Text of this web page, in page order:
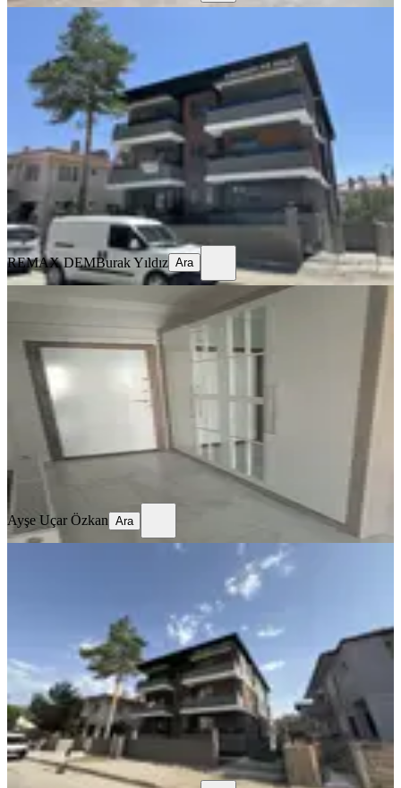
Remax Dem'den Halitpaşa Mah. 1+1
Kiralık Daire
Merkez, Halitpaşa Mahallesi
1+1·65 m² 2. Kat·04.08.2026
16.500 ₺
REMAX DEM Burak Yıldız
Ara
REMAX DEMBurak Yıldız Ara
4,5+1 Temiz Lüks Daire
Merkez, Demirkent Mahallesi
4.5+1·
32.000 ₺
Ayşe Uçar Özkan
Ayşe Uçar Özkan Ara
Remax Dem'den Merkezi Konumda
Eşyalı Lüks Kiralık 1+1 Daire
Merkez, Halitpaşa Mahallesi
1+1
· 50 m²·2. Kat·31.07.2026
23.000 ₺
REMAX DEMBurak Yıldız
Ara